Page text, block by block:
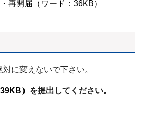
再開届（ワード：36KB）
に変えないで下さい。
） を提出してください。